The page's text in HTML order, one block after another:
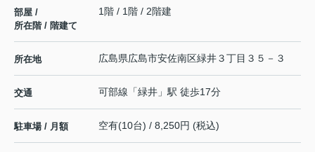
部屋 /
所在階 / 階建て
1階 / 1階 / 2階建
所在地 広島県広島市安佐南区緑井３丁目３５－３
交通 可部線 「緑井 」駅 徒歩17分
駐車場 / 月額 空有(10台) / 8,250円 (税込)